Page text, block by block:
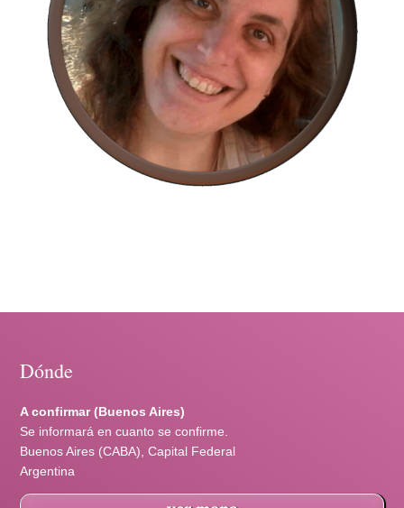
Dónde
A confirmar (Buenos Aires)
Se informará en cuanto se confirme.
Buenos Aires (CABA), Capital Federal
Argentina